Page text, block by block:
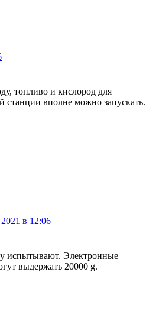
топливо и кислород для
станции вполне можно запускать.
в 12:06
испытывают. Электронные
выдержать 20000 g.